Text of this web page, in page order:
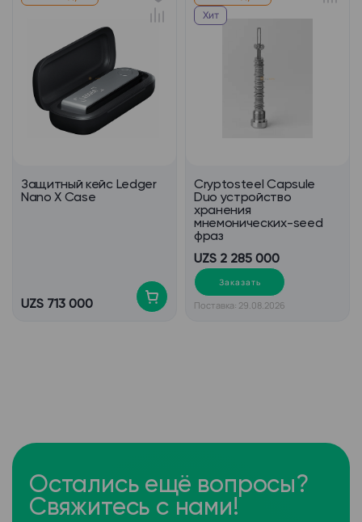
Защитный кейс Ledger
Nano X Case
UZS 713 000
Хит
Cryptosteel Capsule
Duo устройство
хранения
мнемонических-seed
фраз
UZS 2 285 000
Заказать
Поставка: 29.08.2026
Остались ещё вопросы?
Свяжитесь с нами!